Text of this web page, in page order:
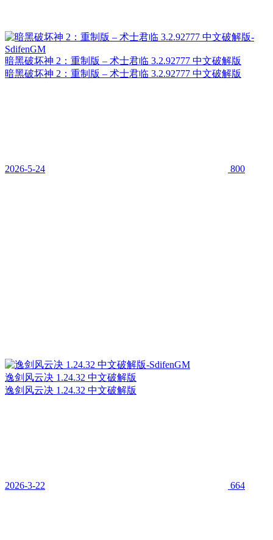
暗黑破坏神 2：重制版 – 术士君临 3.2.92777 中文破解版
暗黑破坏神 2：重制版 – 术士君临 3.2.92777 中文破解版
2026-5-24 800
逸剑风云决 1.24.32 中文破解版
逸剑风云决 1.24.32 中文破解版
2026-3-22 664